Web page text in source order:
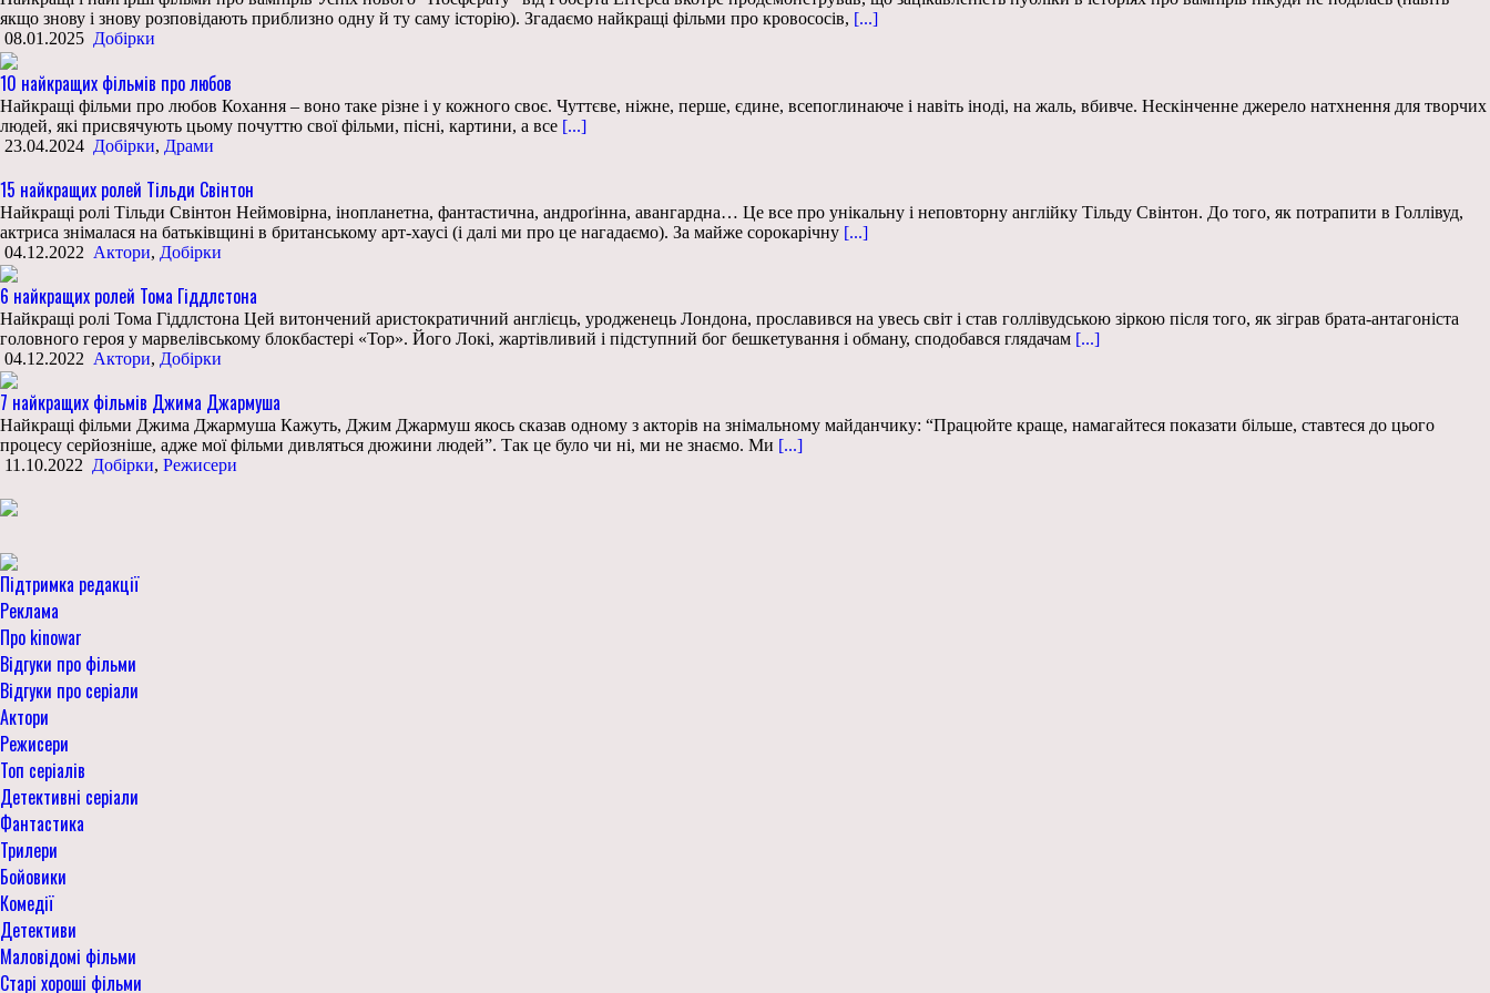
якщо знову і знову розповідають приблизно одну й ту саму історію). Згадаємо найкращі фільми про кровососів, [...]
08.01.2025 Добірки
10 найкращих фільмів про любов
Найкращі фільми про любов Кохання – воно таке різне і у кожного своє. Чуттєве, ніжне, перше, єдине, всепоглинаюче і навіть іноді, на жаль, вбивче. Нескінченне джерело натхнення для творчих
людей, які присвячують цьому почуттю свої фільми, пісні, картини, а все [...]
23.04.2024 Добірки, Драми
15 найкращих ролей Тільди Свінтон
Найкращі ролі Тільди Свінтон Неймовірна, інопланетна, фантастична, андроґінна, авангардна… Це все про унікальну і неповторну англійку Тільду Свінтон. До того, як потрапити в Голлівуд,
актриса знімалася на батьківщині в британському арт-хаусі (і далі ми про це нагадаємо). За майже сорокарічну [...]
04.12.2022 Актори, Добірки
6 найкращих ролей Тома Гіддлстона
Найкращі ролі Тома Гіддлстона Цей витончений аристократичний англієць, уродженець Лондона, прославився на увесь світ і став голлівудською зіркою після того, як зіграв брата-антагоніста
головного героя у марвелівському блокбастері «Тор». Його Локі, жартівливий і підступний бог бешкетування і обману, сподобався глядачам [...]
04.12.2022 Актори, Добірки
7 найкращих фільмів Джима Джармуша
Найкращі фільми Джима Джармуша Кажуть, Джим Джармуш якось сказав одному з акторів на знімальному майданчику: “Працюйте краще, намагайтеся показати більше, ставтеся до цього
процесу серйозніше, адже мої фільми дивляться дюжини людей”. Так це було чи ні, ми не знаємо. Ми [...]
11.10.2022 Добірки, Режисери
Підтримка редакції
Реклама
Про kinowar
Відгуки про фільми
Відгуки про серіали
Актори
Режисери
Топ серіалів
Детективні серіали
Фантастика
Трилери
Бойовики
Комедії
Детективи
Маловідомі фільми
Старі хороші фільми